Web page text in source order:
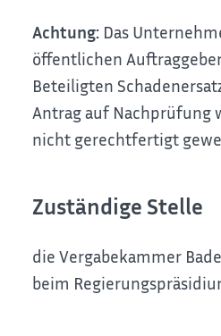
Achtung: Das
öffentlichen
Beteiligten
Antrag auf Nachprüfung
nicht gerechtfertigt
Zuständige Stelle
die Vergabekammer
beim